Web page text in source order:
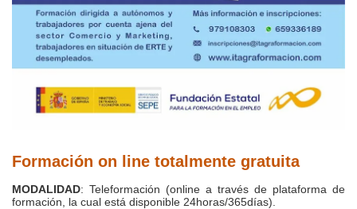
Formación on line totalmente gratuita
MODALIDAD: Teleformación (online a través de plataforma de
formación, la cual está disponible 24horas/365días).